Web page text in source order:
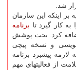
شد.
اینکه این سازمان
کار گیرد تا برنامه
کرد: بحث پوشش
و نسخه پیچی
پیشبرد برنامه
از فعالیتهای مهم